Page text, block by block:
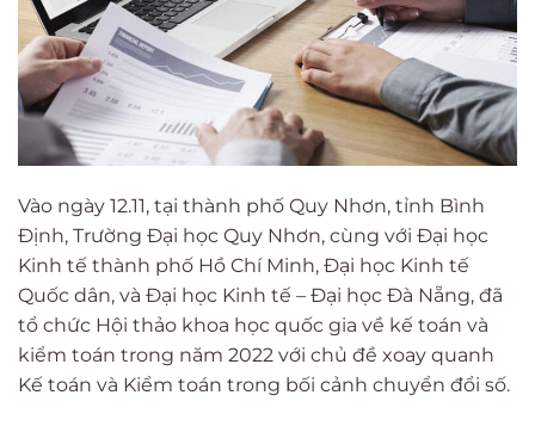
Vào ngày 12.11, tại thành phố Quy Nhơn, tỉnh Bình
Định, Trường Đại học Quy Nhơn, cùng với Đại học
Kinh tế thành phố Hồ Chí Minh, Đại học Kinh tế
Quốc dân, và Đại học Kinh tế – Đại học Đà Nẵng, đã
tổ chức Hội thảo khoa học quốc gia về kế toán và
kiểm toán trong năm 2022 với chủ đề xoay quanh
Kế toán và Kiểm toán trong bối cảnh chuyển đổi số.